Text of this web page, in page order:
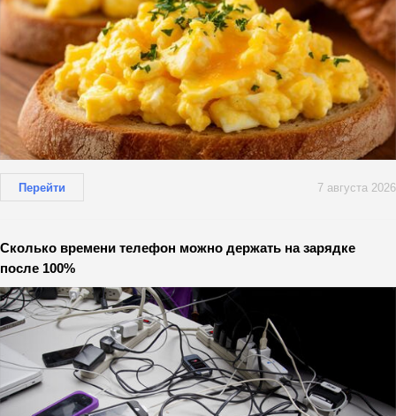
Перейти 7 августа 2026
Сколько времени телефон можно держать на зарядке
после 100%